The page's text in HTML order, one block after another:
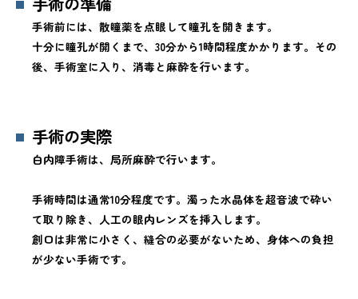
手術前には、散瞳薬を点眼して瞳孔を開きます。
十分に瞳孔が開くまで、30分から1時間程度かかります。その
後、手術室に入り、消毒と麻酔を行います。
手術の実際
白内障手術は、局所麻酔で行います。
手術時間は通常10分程度です。濁った水晶体を超音波で砕い
て取り除き、人工の眼内レンズを挿入します。
創口は非常に小さく、縫合の必要がないため、身体への負担
が少ない手術です。